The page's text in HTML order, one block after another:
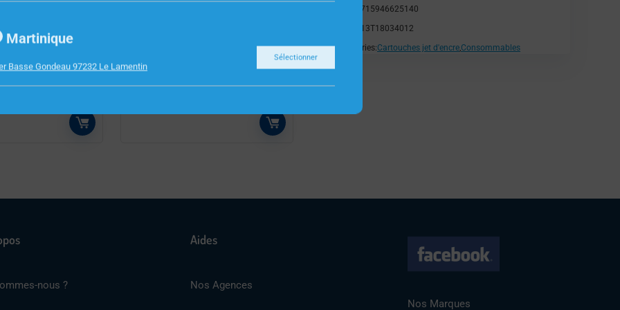
8715946625140
C13T18034012
Catégories:Cartouches jet d'encre Consommables
NOIR – FX2190
TONER NOIR
nous ?
Aides
Nos Agences
Nos Marques
Martinique
Basse Gondeau 97232 Le Lamentin
Sélectionner